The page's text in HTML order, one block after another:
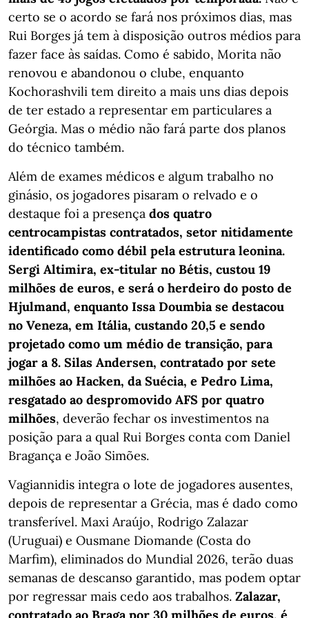
certo se o acordo se fará nos próximos dias, mas
Rui Borges já tem à disposição outros médios para
fazer face às saídas. Como é sabido, Morita não
renovou e abandonou o clube, enquanto
Kochorashvili tem direito a mais uns dias depois
de ter estado a representar em particulares a
Geórgia. Mas o médio não fará parte dos planos
do técnico também.
Além de exames médicos e algum trabalho no
ginásio, os jogadores pisaram o relvado e o
destaque foi a presença dos quatro
centrocampistas contratados, setor nitidamente
identificado como débil pela estrutura leonina.
Sergi Altimira, ex-titular no Bétis, custou 19
milhões de euros, e será o herdeiro do posto de
Hjulmand, enquanto Issa Doumbia se destacou
no Veneza, em Itália, custando 20,5 e sendo
projetado como um médio de transição, para
jogar a 8. Silas Andersen, contratado por sete
milhões ao Hacken, da Suécia, e Pedro Lima,
resgatado ao despromovido AFS por quatro
milhões, deverão fechar os investimentos na
posição para a qual Rui Borges conta com Daniel
Bragança e João Simões.
Vagiannidis integra o lote de jogadores ausentes,
depois de representar a Grécia, mas é dado como
transferível. Maxi Araújo, Rodrigo Zalazar
(Uruguai) e Ousmane Diomande (Costa do
Marfim), eliminados do Mundial 2026, terão duas
semanas de descanso garantido, mas podem optar
por regressar mais cedo aos trabalhos. Zalazar,
contratado ao Braga por 30 milhões de euros, é